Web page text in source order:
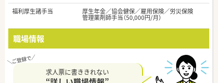
福利厚生諸手当
厚生年金／協会健保／雇用保険／労災保険
管理薬剤師手当（50,000円/月）
職場情報
求人票に書ききれない